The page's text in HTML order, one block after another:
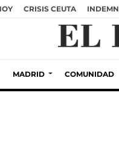
CRISIS CEUTA
MADRID COMUNIDAD